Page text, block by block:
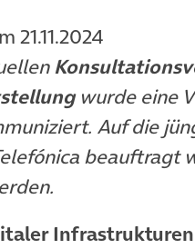
21.11.2024
wurde eine
Auf die
beauftragt
Infrastrukturen